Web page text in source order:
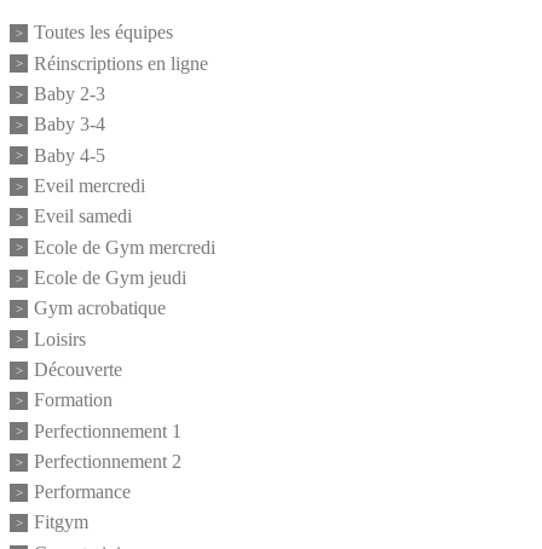
Toutes les équipes
Réinscriptions en ligne
Baby 2-3
Baby 3-4
Baby 4-5
Eveil mercredi
Eveil samedi
Ecole de Gym mercredi
Ecole de Gym jeudi
Gym acrobatique
Loisirs
Découverte
Formation
Perfectionnement 1
Perfectionnement 2
Performance
Fitgym